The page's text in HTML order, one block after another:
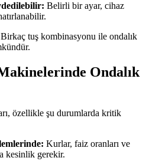
Belirli bir ayar, cihaz
Birkaç tuş kombinasyonu ile ondalık
Ondalık
özellikle şu durumlarda kritik
Kurlar, faiz oranları ve
kesinlik gerekir.